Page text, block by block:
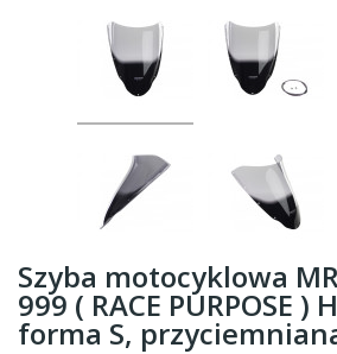
Szyba motocyklowa
999 ( RACE PURPOSE )
forma S,